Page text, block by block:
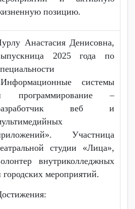
мероприятий.
Достижения:
- волонтер краевых и
муниципальных форумов;
- участник Всероссийского
конкурса «Большая
перемена»;
- награждена
благодарственными письмами
администрации КГБ ПОУ
ККТиС за творчество,
участие в организации
мероприятий и активную